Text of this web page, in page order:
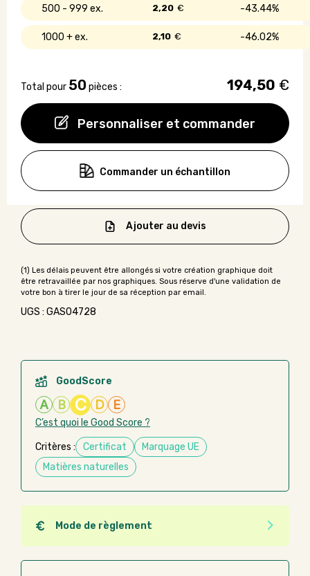
Personnaliser et commander
500 - 999 43.44%
2,20 €
1000 + 46.02%
2,10 €
Total pour 50 pièces : 194,50 €
Commander un échantillon
Ajouter au devis
UGS : GAS04728
GoodScore
A B C D E
C’est quoi le Good Score ?
Critères : Certificat
Marquage UE
Matières naturelles
Mode de règlement
Quel que soit le mode de règlement, vous pouvez
passer commande en ligne sur Good Act.